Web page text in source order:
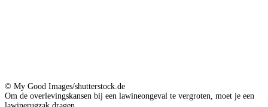
© My Good Images/shutterstock.de
Om de overlevingskansen bij een lawineongeval te vergroten, moet je een